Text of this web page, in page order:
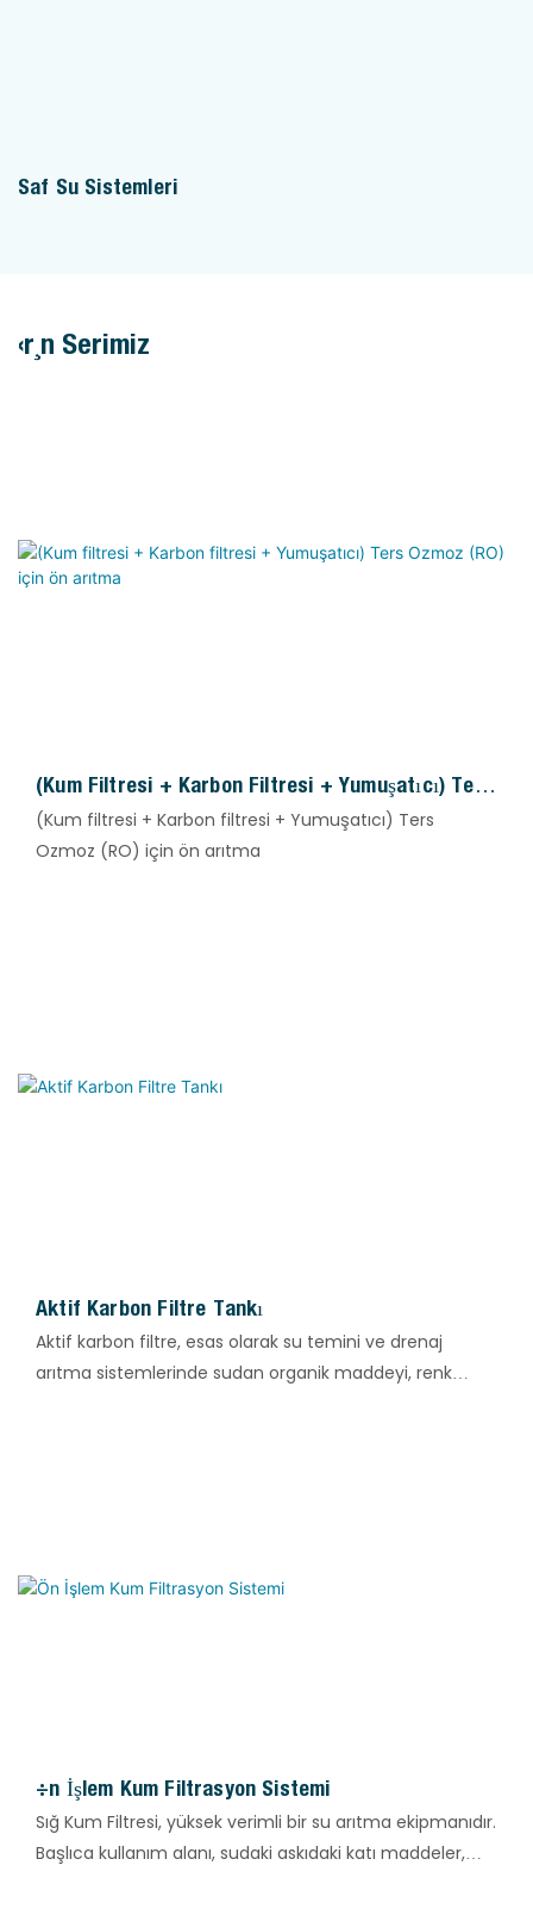
Saf Su Sistemleri
Ürün Serimiz
(Kum Filtresi + Karbon Filtresi + Yumuşatıcı) Ters
Ozmoz (RO) Için Ön Arıtma
(Kum filtresi + Karbon filtresi + Yumuşatıcı) Ters
Ozmoz (RO) için ön arıtma
Aktif Karbon Filtre Tankı
Aktif karbon filtre, esas olarak su temini ve drenaj
arıtma sistemlerinde sudan organik maddeyi, renk
çalışmayı etkileyebilecek reçine zehirlenmesi ve
Ön İşlem Kum Filtrasyon Sistemi
Sığ Kum Filtresi, yüksek verimli bir su arıtma ekipmanıdır.
Başlıca kullanım alanı, sudaki askıdaki katı maddeler,